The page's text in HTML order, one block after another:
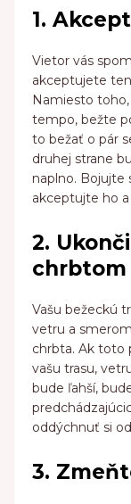
1.
Vietor vás
akceptujete
Namiesto
tempo, bežte
to bežať o pár
druhej strane
naplno.
akceptujte ho
2.
chrbtom
Vašu bežeckú
vetru a
chrbta. Ak toto
vašu trasu,
bude ľahší,
oddýchnuť si
3.